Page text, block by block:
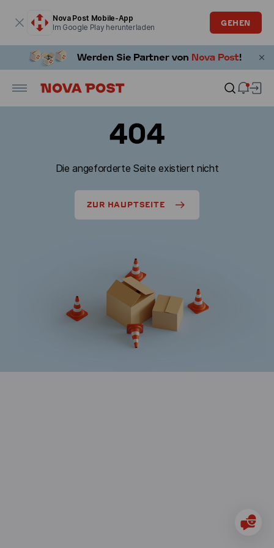
Nova Post Mobile-App
Im Google Play herunterladen
GEHEN
404
Die angeforderte Seite existiert nicht
ZUR HAUPTSEITE